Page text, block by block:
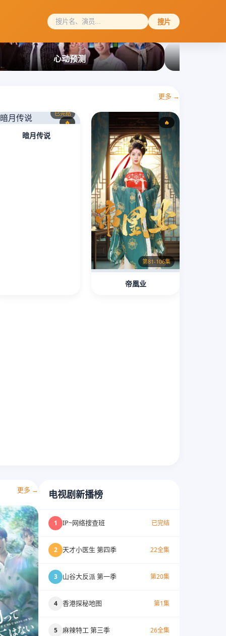
搜片
心动预测
更多 →
🔥
已完结
暗月传说
🔥
第81-106集
帝凰业
更多 → 电视剧新播榜
1 IP~网络搜查班 已完结
2 天才小医生 第四季 22全集
3 山谷大反派 第一季 第20集
4 香港探秘地图 第1集
5 麻辣特工 第三季 26全集